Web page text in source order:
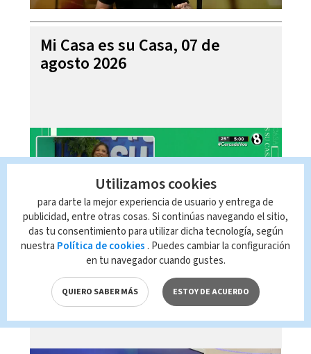
Mi Casa es su Casa, 07 de
agosto 2026
Telediario En Directo con Paula
Brenes, 07 de agosto 2026
Utilizamos cookies
para darte la mejor experiencia de usuario y entrega de
publicidad, entre otras cosas. Si continúas navegando el sitio,
das tu consentimiento para utilizar dicha tecnología, según
nuestra Política de cookies . Puedes cambiar la configuración
en tu navegador cuando gustes.
QUIERO SABER MÁS ESTOY DE ACUERDO